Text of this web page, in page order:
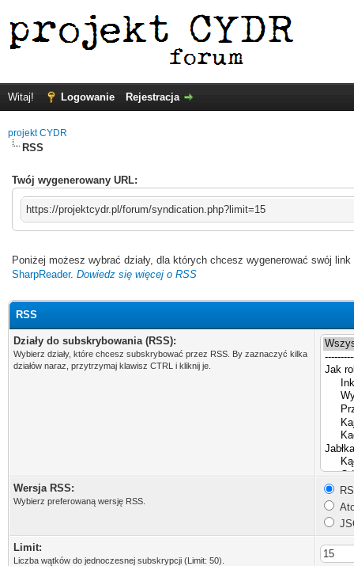
Witaj! Logowanie Rejestracja
projekt CYDR
RSS
Twój wygenerowany URL:
https://projektcydr.pl/forum/syndication.php?limit=15
Poniżej możesz wybrać działy, dla których chcesz wygenerować swój
SharpReader. Dowiedz się więcej o RSS
RSS
Działy do subskrybowania (RSS):
Wybierz działy, które chcesz subskrybować przez RSS. By zaznaczyć kilka
działów naraz, przytrzymaj klawisz CTRL i kliknij je.
Wersja RSS:
Wybierz preferowaną wersję RSS.
Limit:
Liczba wątków do jednoczesnej subskrypcji (Limit: 50).